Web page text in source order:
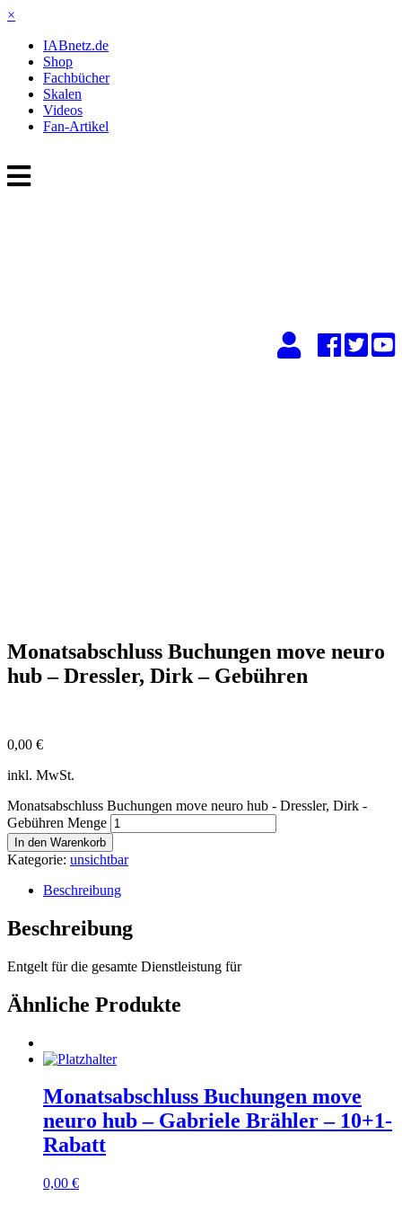
×
IABnetz.de
Shop
Fachbücher
Skalen
Videos
Fan-Artikel
Monatsabschluss Buchungen move neuro
hub – Dressler, Dirk – Gebühren
0,00 €
inkl. MwSt.
Monatsabschluss Buchungen move neuro hub - Dressler, Dirk -
Gebühren Menge
In den Warenkorb
Kategorie: unsichtbar
Beschreibung
Beschreibung
Entgelt für die gesamte Dienstleistung für
Ähnliche Produkte
Monatsabschluss Buchungen move
neuro hub – Gabriele Brähler – 10+1-
Rabatt
0,00 €